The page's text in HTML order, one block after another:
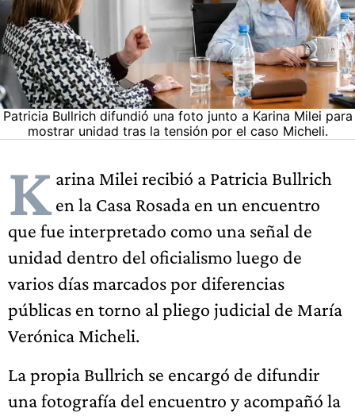
Patricia Bullrich difundió una foto junto a Karina Milei para
mostrar unidad tras la tensión por el caso Micheli.
K arina Milei recibió a Patricia Bullrich
en la Casa Rosada en un encuentro
que fue interpretado como una señal de
unidad dentro del oficialismo luego de
varios días marcados por diferencias
públicas en torno al pliego judicial de María
Verónica Micheli.
La propia Bullrich se encargó de difundir
una fotografía del encuentro y acompañó la